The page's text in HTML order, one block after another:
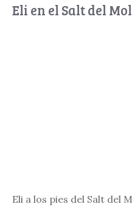
Eli en el Salt del
Eli a los pies del Salt del